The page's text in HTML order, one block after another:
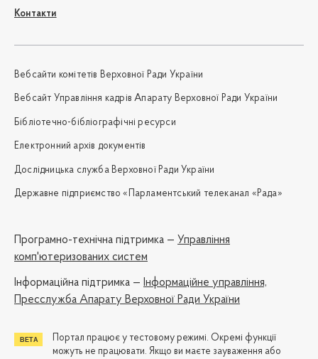
Контакти
Вебсайти комітетів Верховної Ради України
Вебсайт Управління кадрів Апарату Верховної Ради України
Бібліотечно-бібліографічні ресурси
Електронний архів документів
Дослідницька служба Верховної Ради України
Державне підприємство «Парламентський телеканал «Рада»
Програмно-технічна підтримка — Управління
комп'ютеризованих систем
Iнформаційна підтримка — Інформаційне управління,
Пресслужба Апарату Верховної Ради України
Портал працює у тестовому режимі. Окремі функції
можуть не працювати. Якщо ви маєте зауваження або